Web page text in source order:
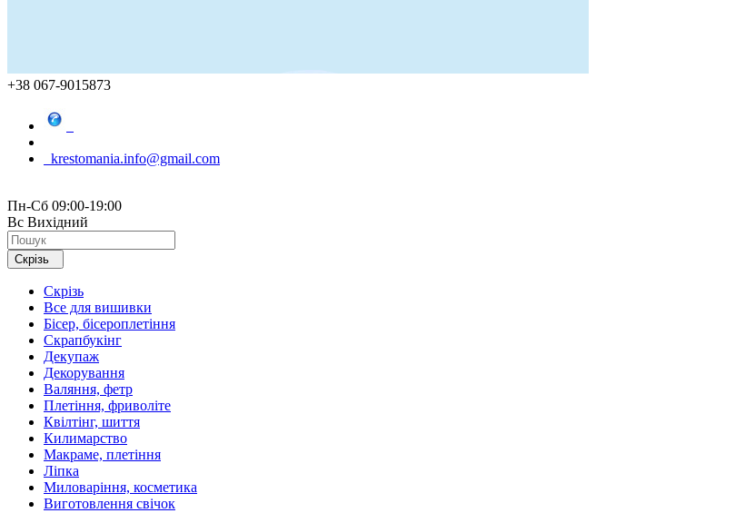
+38 067-9015873
krestomania.info@gmail.com
Пн-Сб 09:00-19:00
Вс Вихідний
Скрізь
Скрізь
Все для вишивки
Бісер, бісероплетіння
Скрапбукінг
Декупаж
Декорування
Валяння, фетр
Плетіння, фриволіте
Квілтінг, шиття
Килимарство
Макраме, плетіння
Ліпка
Миловаріння, косметика
Виготовлення свічок